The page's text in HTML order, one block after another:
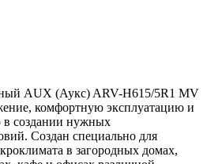
AUX (Аукс) ARV-H615/5R1 MV
комфортную эксплуатацию и
в создании нужных
Создан специально для
в загородных домах,